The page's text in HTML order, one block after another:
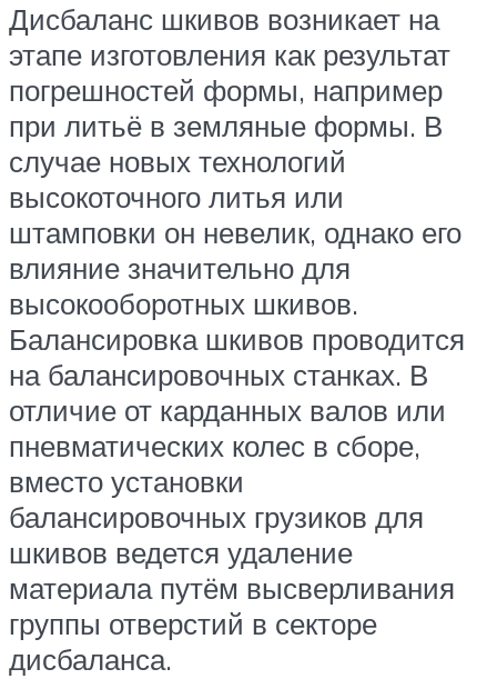
Дисбаланс шкивов возникает на
этапе изготовления как результат
погрешностей формы, например
при литьё в земляные формы. В
случае новых технологий
высокоточного литья или
штамповки он невелик, однако его
влияние значительно для
высокооборотных шкивов.
Балансировка шкивов проводится
на балансировочных станках. В
отличие от карданных валов или
пневматических колес в сборе,
вместо установки
балансировочных грузиков для
шкивов ведется удаление
материала путём высверливания
группы отверстий в секторе
дисбаланса.